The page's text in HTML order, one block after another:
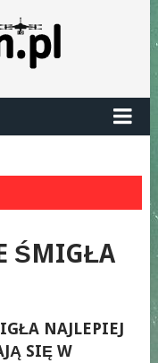
ŚMIGŁA
NAJLEPIEJ
SIĘ W